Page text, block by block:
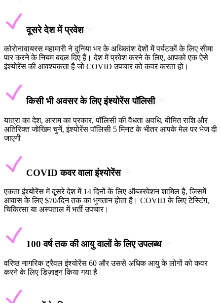
दूसरे देश में प्रवेश
कोरोनावायरस महामारी ने दुनिया भर के अधिकांश देशों में पर्यटकों के लिए सीमा
पार करने के नियम बदल दिए हैं। देश में प्रवेश करने के लिए, आपको एक ऐसे
इंश्योरेंस की आवश्यकता है जो COVID उपचार को कवर करता हो।
किसी भी अवसर के लिए इंश्योरेंस पॉलिसी
यात्रा का देश, आराम का प्रकार, पॉलिसी की वैधता अवधि, बीमित राशि और
अतिरिक्त जोखिम चुनें, इंश्योरेंस पॉलिसी 5 मिनट के भीतर आपके मेल पर भेज दी
जाएगी
COVID कवर वाला इंश्योरेंस
एकता इंश्योरेंस में दूसरे देश में 14 दिनों के लिए ऑब्जरवेशन शामिल है, जिसमें
आवास के लिए $70/दिन तक का भुगतान होता है। COVID के लिए टेस्टिंग,
चिकित्सा या अस्पताल में भर्ती उपचार।
100 वर्ष तक की आयु वालों के लिए उपलब्ध
वरिष्ठ नागरिक ट्रैवल इंश्योरेंस 60 और उससे अधिक आयु के लोगों को कवर
करने के लिए डिज़ाइन किया गया है